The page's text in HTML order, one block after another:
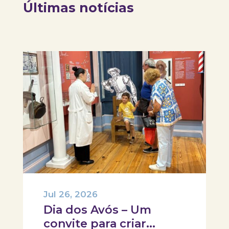
Últimas notícias
Dia dos Avós – Um
convite para criar
Jul 26, 2026